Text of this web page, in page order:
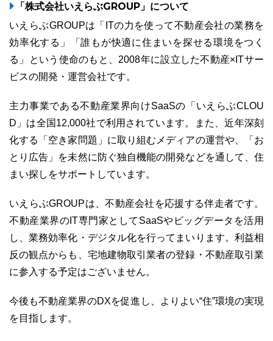
「株式会社いえらぶGROUP」について
いえらぶGROUPは「ITの力を使って不動産会社の業務を
効率化する」「誰もが快適に住まいを探せる環境をつく
る」という使命のもと、2008年に設立した不動産×ITサー
ビスの開発・運営会社です。
主力事業である不動産業界向けSaaSの「いえらぶCLOU
D」は全国12,000社で利用されています。また、近年深刻
化する「空き家問題」に取り組むメディアの運営や、「お
とり広告」を未然に防ぐ独自機能の開発などを通して、住
まい探しをサポートしています。
いえらぶGROUPは、不動産会社を応援する伴走者です。
不動産業界のIT専門家としてSaaSやビッグデータを活用
し、業務効率化・デジタル化を行ってまいります。利益相
反の観点からも、宅地建物取引業者の登録・不動産取引業
に参入する予定はございません。
今後も不動産業界のDXを促進し、よりよい“住”環境の実現
を目指します。